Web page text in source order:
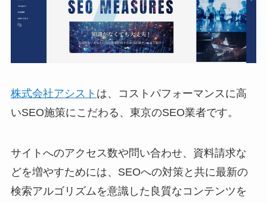
株式会社アシスト は、コストパフォーマンスに高
いSEO施策にこだわる、東京のSEO業者です。
サイトへのアクセス数や問い合わせ、資料請求な
どを増やすためには、SEOへの対策と共に最新の
検索アルゴリズムを意識した良質なコンテンツを